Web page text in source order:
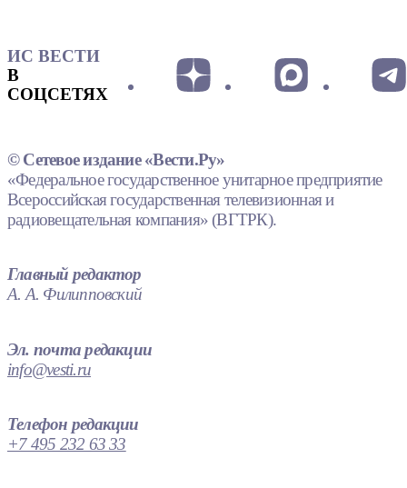
ИС ВЕСТИ
В
СОЦСЕТЯХ
© Сетевое издание «Вести.Ру»
«Федеральное государственное унитарное предприятие
Всероссийская государственная телевизионная и
радиовещательная компания» (ВГТРК).
Главный редактор
А. А. Филипповский
Эл. почта редакции
info@vesti.ru
Телефон редакции
+7 495 232 63 33